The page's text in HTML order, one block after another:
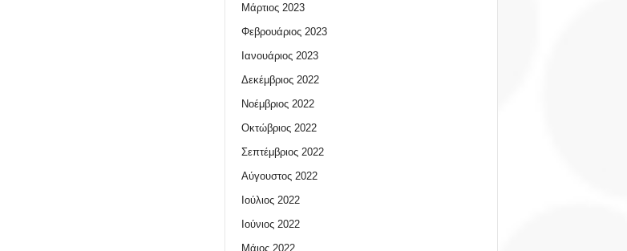
Μάρτιος 2023
Φεβρουάριος 2023
Ιανουάριος 2023
Δεκέμβριος 2022
Νοέμβριος 2022
Οκτώβριος 2022
Σεπτέμβριος 2022
Αύγουστος 2022
Ιούλιος 2022
Ιούνιος 2022
Μάιος 2022